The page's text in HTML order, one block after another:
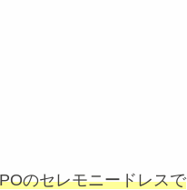
のセレモニードレスで